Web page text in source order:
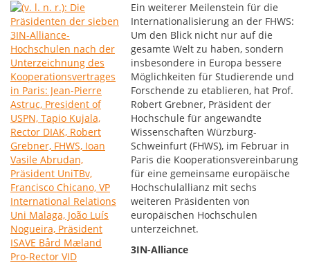
Ein weiterer Meilenstein für die
Internationalisierung an der FHWS:
Um den Blick nicht nur auf die
gesamte Welt zu haben, sondern
insbesondere in Europa bessere
Möglichkeiten für Studierende und
Forschende zu etablieren, hat Prof.
Robert Grebner, Präsident der
Hochschule für angewandte
Wissenschaften Würzburg-
Schweinfurt (FHWS), im Februar in
Paris die Kooperationsvereinbarung
für eine gemeinsame europäische
Hochschulallianz mit sechs
weiteren Präsidenten von
europäischen Hochschulen
unterzeichnet.
3IN-Alliance